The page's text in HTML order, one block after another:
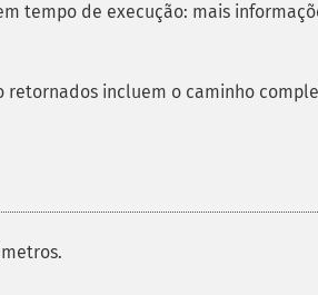
tempo de execução: mais
retornados incluem o caminho